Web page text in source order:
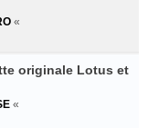
«
originale Lotus et
«